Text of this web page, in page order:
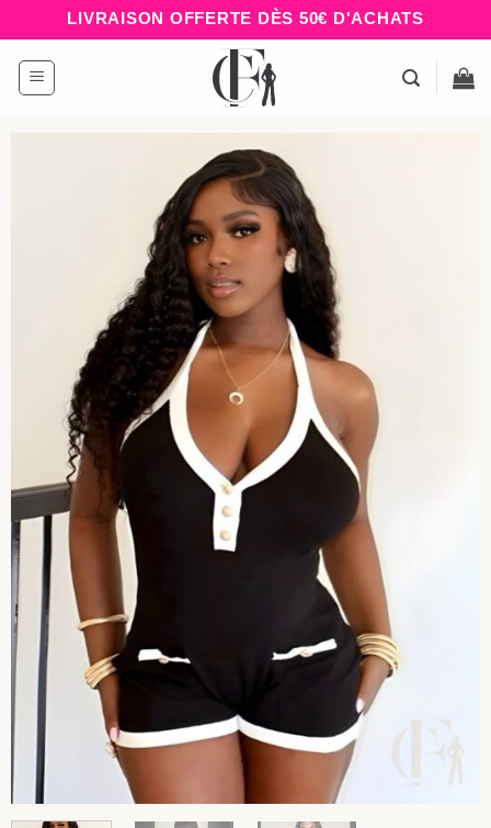
au
contenu
LIVRAISON OFFERTE DÈS 50€ D'ACHATS